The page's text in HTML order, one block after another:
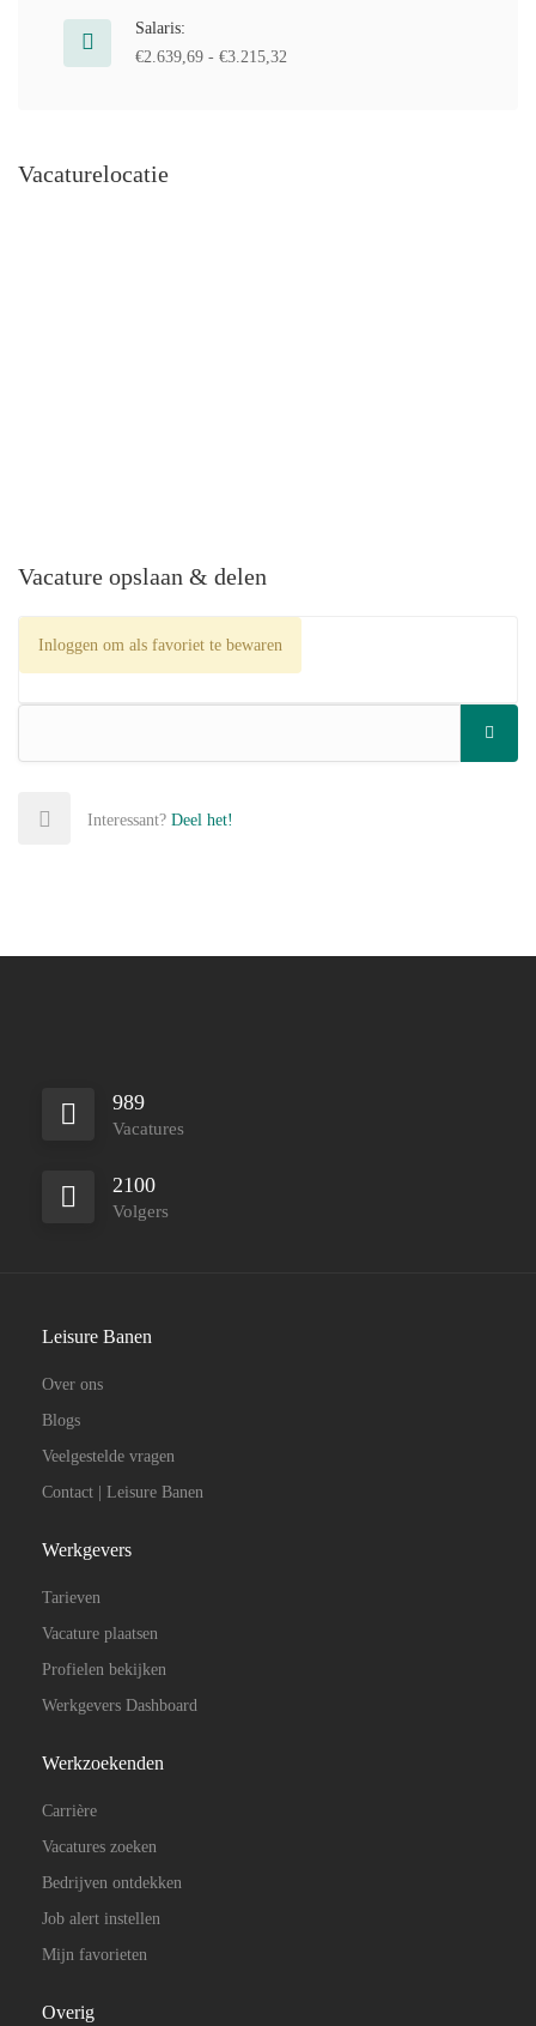
Salaris:
€2.639,69 - €3.215,32
Vacaturelocatie
Vacature opslaan & delen
Inloggen om als favoriet te bewaren
Interessant? Deel het!
989
Vacatures
2100
Volgers
Leisure Banen
Over ons
Blogs
Veelgestelde vragen
Contact | Leisure Banen
Werkgevers
Tarieven
Vacature plaatsen
Profielen bekijken
Werkgevers Dashboard
Werkzoekenden
Carrière
Vacatures zoeken
Bedrijven ontdekken
Job alert instellen
Mijn favorieten
Overig